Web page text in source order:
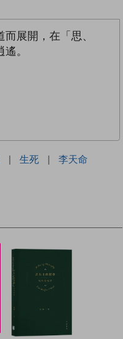
展開，在「思、
。
| 生死 | 李天命